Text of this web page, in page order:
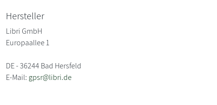
Hersteller
Libri GmbH
Europaallee 1
DE - 36244 Bad Hersfeld
E-Mail: gpsr@libri.de